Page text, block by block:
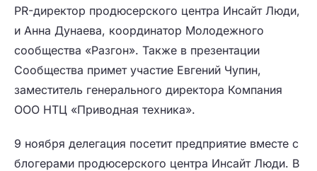
PR-директор продюсерского центра Инсайт Люди,
и Анна Дунаева, координатор Молодежного
сообщества «Разгон». Также в презентации
Сообщества примет участие Евгений Чупин,
заместитель генерального директора Компания
ООО НТЦ «Приводная техника».
9 ноября делегация посетит предприятие вместе с
блогерами продюсерского центра Инсайт Люди. В